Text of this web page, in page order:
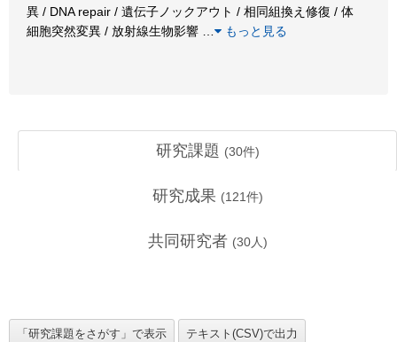
異 / DNA repair / 遺伝子ノックアウト / 相同組換え修復 / 体
細胞突然変異 / 放射線生物影響
もっと見る
研究課題 (30件)
研究成果 (121件)
共同研究者 (30人)